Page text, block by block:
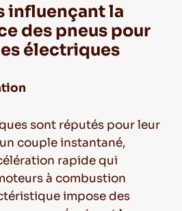
influençant la
des pneus pour
électriques
sont réputés pour leur
couple instantané,
rapide qui
à combustion
impose des